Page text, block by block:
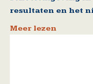
resultaten en het
Meer lezen